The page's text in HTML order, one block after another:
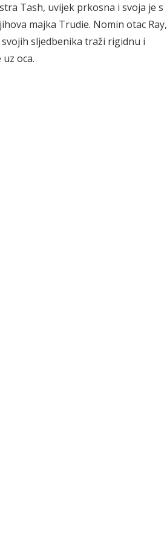
Tash, uvijek prkosna i svoja je s
majka Trudie. Nomin otac Ray,
sljedbenika traži rigidnu i
oca.